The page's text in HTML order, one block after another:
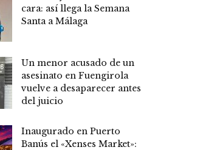
cara: así llega la Semana
Santa a Málaga
Un menor acusado de un
asesinato en Fuengirola
vuelve a desaparecer antes
del juicio
Inaugurado en Puerto
Banús el «Xenses Market»: